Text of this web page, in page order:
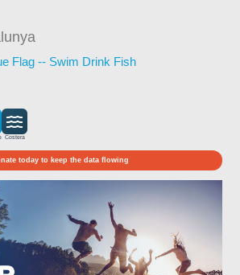
Flag -- Swim Drink Fish
Costera
today to keep the data flowing